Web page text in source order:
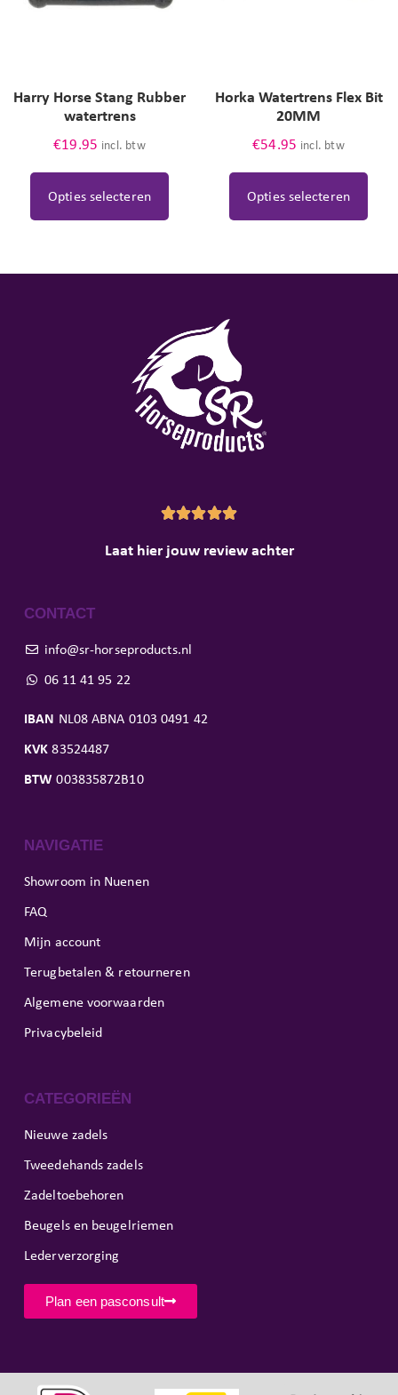
Harry Horse Stang Rubber
watertrens
€19.95 incl. btw
Opties selecteren
Horka Watertrens Flex Bit
20MM
€54.95 incl. btw
Opties selecteren

Laat hier jouw review achter
CONTACT
info@sr-horseproducts.nl
06 11 41 95 22
IBAN NL08 ABNA 0103 0491 42
KVK 83524487
BTW 003835872B10
NAVIGATIE
Showroom in Nuenen
FAQ
Mijn account
Terugbetalen & retourneren
Algemene voorwaarden
Privacybeleid
CATEGORIEËN
Nieuwe zadels
Tweedehands zadels
Zadeltoebehoren
Beugels en beugelriemen
Lederverzorging
Plan een pasconsult